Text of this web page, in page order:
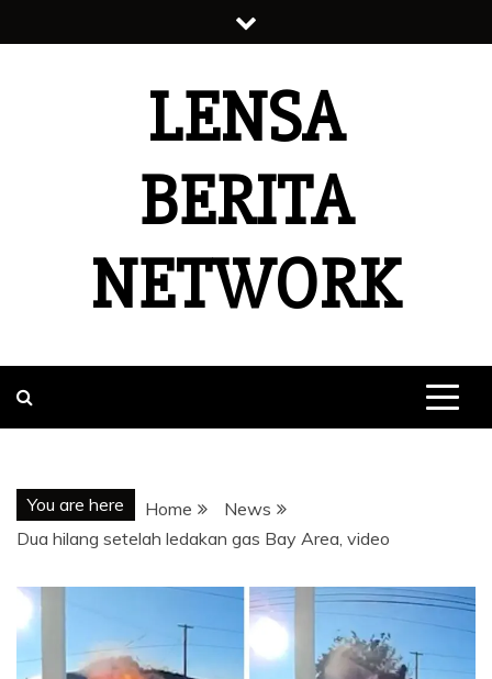
to
LENSA
BERITA
NETWORK
You are here Home
News
Dua hilang setelah ledakan gas Bay Area, video